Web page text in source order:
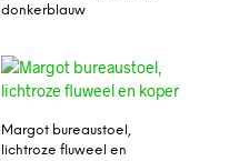
donkerblauw
Margot bureaustoel,
lichtroze fluweel en